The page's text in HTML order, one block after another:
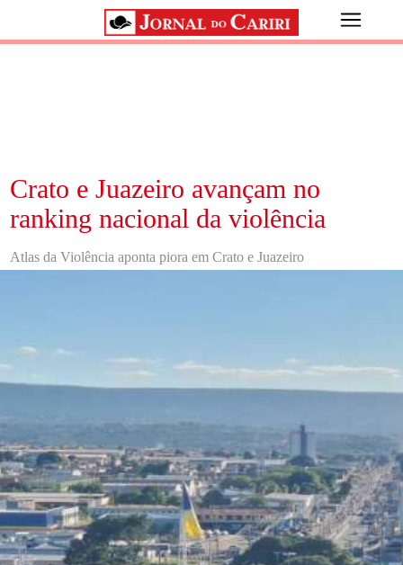
Crato e Juazeiro avançam no
ranking nacional da violência
Atlas da Violência aponta piora em Crato e Juazeiro